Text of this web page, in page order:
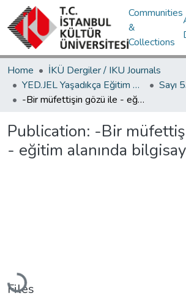
Communities
&
Collections
Home
İKÜ Dergiler / IKU Journals
YED.JEL Yaşadıkça Eğitim Dergisi / Journal of Education For Life
Sayı
-Bir müfettişin gözü ile - eğitim alanında bilgisayar
Publication: -Bir
- eğitim alanında
Loading...
Files